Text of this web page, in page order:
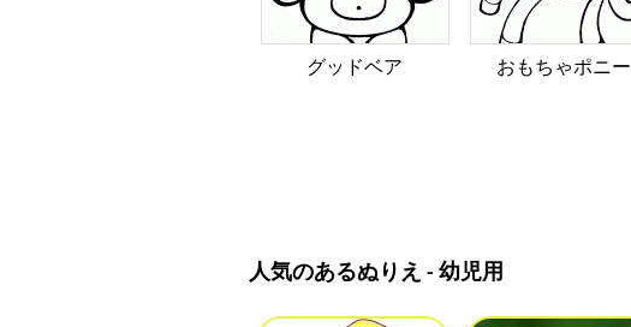
グッドベア おもちゃポニー
人気のあるぬりえ - 幼児用